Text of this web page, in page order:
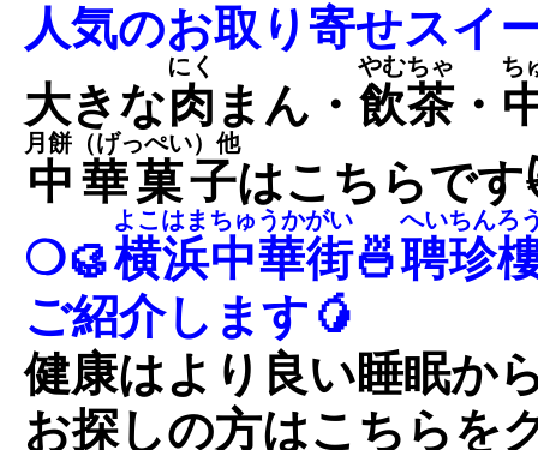
人気のお取り寄せスイ
大きな肉
にく
まん・ 飲茶
やむちゃ
・
ち
中華菓子
月餅（げっぺい）他
はこちらです
❍🥮横浜中華街
よこはまちゅうかがい
🍜聘珍
へいちんろ
ご紹介します🥭
健康はより良い睡眠か
お探しの方はこちらを